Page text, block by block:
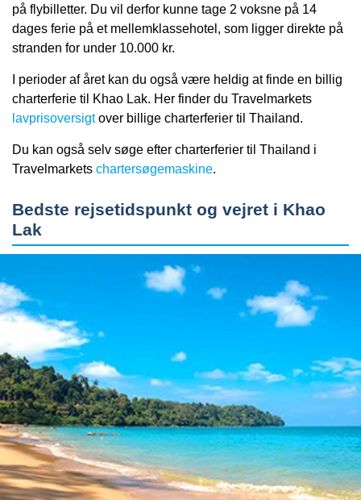
på flybilletter. Du vil derfor kunne tage 2 voksne på 14
dages ferie på et mellemklassehotel, som ligger direkte på
stranden for under 10.000 kr.
I perioder af året kan du også være heldig at finde en billig
charterferie til Khao Lak. Her finder du Travelmarkets
lavprisoversigtover billige charterferier til Thailand.
Du kan også selv søge efter charterferier til Thailand i
Travelmarkets chartersøgemaskine.
Bedste rejsetidspunkt og vejret i Khao
Lak